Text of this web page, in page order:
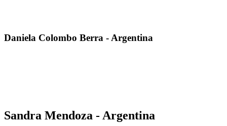
Daniela Colombo Berra - Argentina
Sandra Mendoza - Argentina